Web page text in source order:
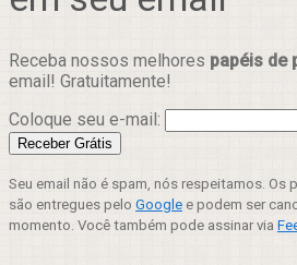
Receba nossos melhores papéis de
email! Gratuitamente!
Coloque seu e-mail:
Seu email não é spam, nós respeitamos. Os
são entregues pelo Google e podem ser
momento. Você também pode assinar via